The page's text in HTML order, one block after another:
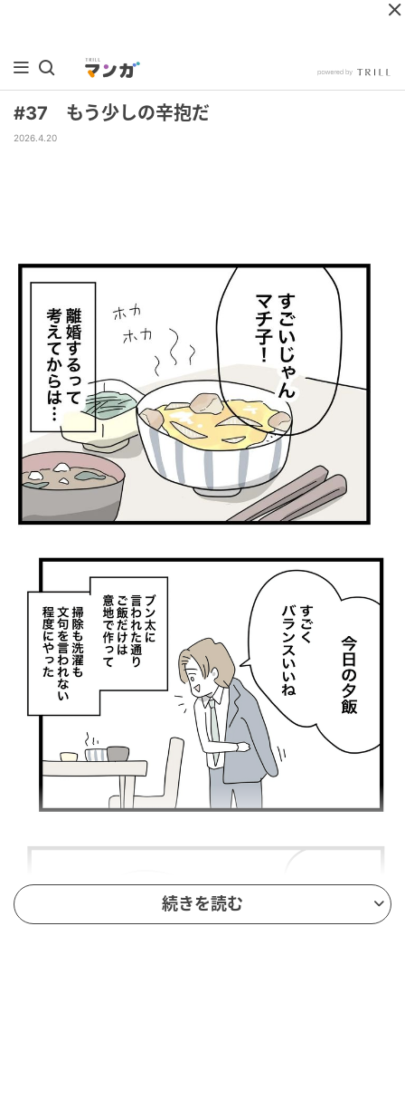
#37 もう少しの辛抱だ
2026.4.20
続きを読む